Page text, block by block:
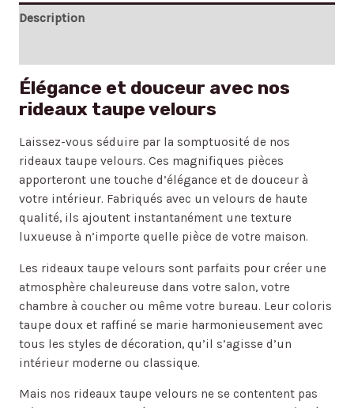
Description
Élégance et douceur avec nos
rideaux taupe velours
Laissez-vous séduire par la somptuosité de nos
rideaux taupe velours. Ces magnifiques pièces
apporteront une touche d’élégance et de douceur à
votre intérieur. Fabriqués avec un velours de haute
qualité, ils ajoutent instantanément une texture
luxueuse à n’importe quelle pièce de votre maison.
Les rideaux taupe velours sont parfaits pour créer une
atmosphère chaleureuse dans votre salon, votre
chambre à coucher ou même votre bureau. Leur coloris
taupe doux et raffiné se marie harmonieusement avec
tous les styles de décoration, qu’il s’agisse d’un
intérieur moderne ou classique.
Mais nos rideaux taupe velours ne se contentent pas